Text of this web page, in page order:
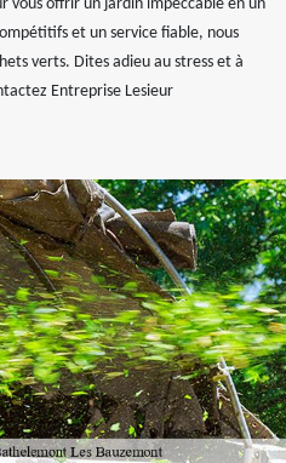
vous offrir un jardin impeccable en un
et un service fiable, nous
verts. Dites adieu au stress et à
Entreprise Lesieur